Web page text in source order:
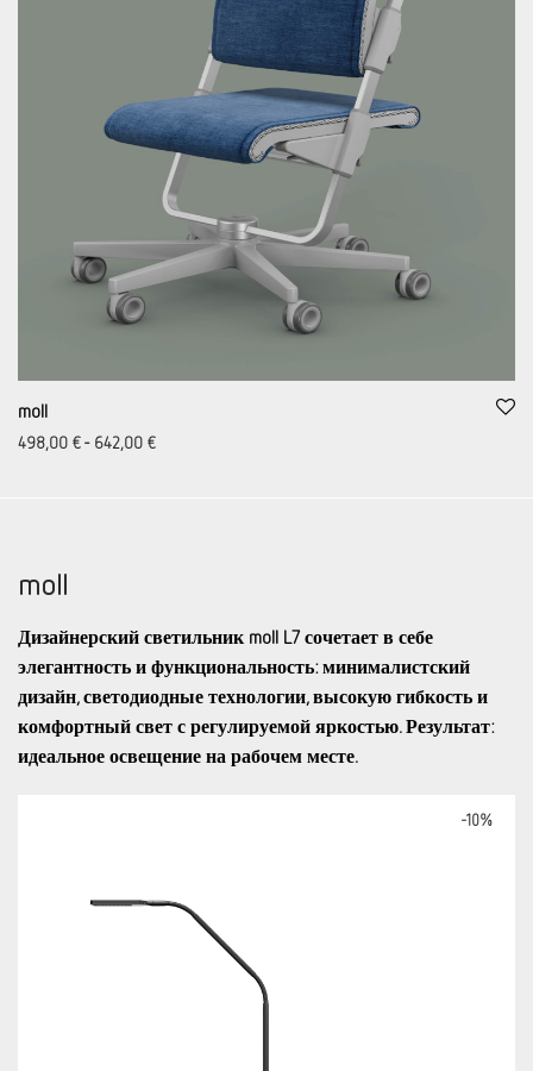
moll
498,00 €- 642,00 €
moll
Дизайнерский светильник moll L7 сочетает в себе
элегантность и функциональность: минималистский
дизайн, светодиодные технологии, высокую гибкость и
комфортный свет с регулируемой яркостью. Результат:
идеальное освещение на рабочем месте.
-10%